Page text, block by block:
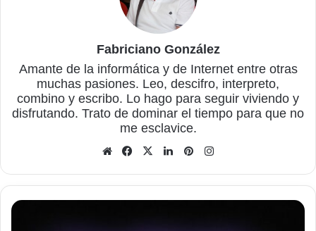
Fabriciano González
Amante de la informática y de Internet entre otras
muchas pasiones. Leo, descifro, interpreto,
combino y escribo. Lo hago para seguir viviendo y
disfrutando. Trato de dominar el tiempo para que no
me esclavice.
Sitio
Facebook
X LinkedInPinterest
¿Qué